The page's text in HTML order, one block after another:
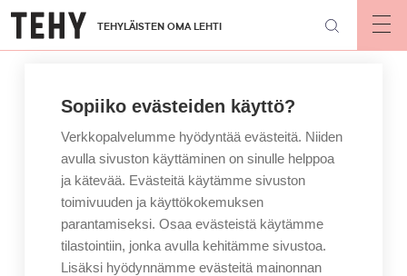
Hyppää
pääsisältöön
TEHYLÄISTEN OMA LEHTI
Sopiiko evästeiden käyttö?
Verkkopalvelumme hyödyntää evästeitä. Niiden
avulla sivuston käyttäminen on sinulle helppoa
ja kätevää. Evästeitä käytämme sivuston
toimivuuden ja käyttökokemuksen
parantamiseksi. Osaa evästeistä käytämme
tilastointiin, jonka avulla kehitämme sivustoa.
Lisäksi hyödynnämme evästeitä mainonnan